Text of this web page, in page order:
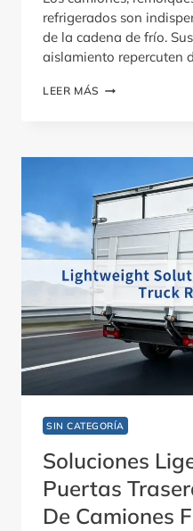
refrigerados son
de la cadena de frío.
aislamiento repercuten
LEER MÁS GUÍA
CAMIONES
FRIGORÍFICOS
SIN CATEGORÍA
Soluciones
Puertas
De Camiones